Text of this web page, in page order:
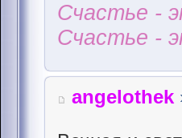
Счастье -
Счастье -
angelothek